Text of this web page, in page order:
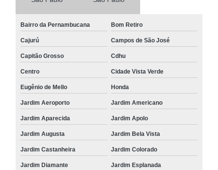
Bairro da Pernambucana Bom Retiro
Cajurú Campos de São José
Capitão Grosso Cdhu
Centro Cidade Vista Verde
Eugênio de Mello Honda
Jardim Aeroporto Jardim Americano
Jardim Aparecida Jardim Apolo
Jardim Augusta Jardim Bela Vista
Jardim Castanheira Jardim Colorado
Jardim Diamante Jardim Esplanada